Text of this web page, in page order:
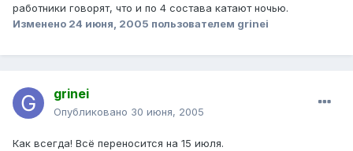
работники говорят, что и по 4 состава катают ночью.
Изменено 24 июня, 2005 пользователем grinei
grinei
Опубликовано 30 июня, 2005
Как всегда! Всё переносится на 15 июля.